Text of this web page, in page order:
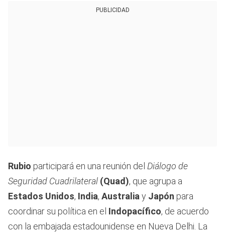
PUBLICIDAD
Rubio participará en una reunión del Diálogo de
Seguridad Cuadrilateral (Quad), que agrupa a
Estados Unidos, India, Australia y Japón para
coordinar su política en el Indopacífico, de acuerdo
con la embajada estadounidense en Nueva Delhi. La